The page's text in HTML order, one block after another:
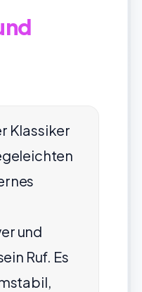
Klassiker
und
Ruf. Es